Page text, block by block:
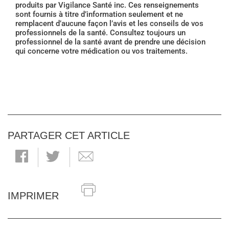
produits par Vigilance Santé inc. Ces renseignements
sont fournis à titre d’information seulement et ne
remplacent d’aucune façon l’avis et les conseils de vos
professionnels de la santé. Consultez toujours un
professionnel de la santé avant de prendre une décision
qui concerne votre médication ou vos traitements.
PARTAGER CET ARTICLE
IMPRIMER